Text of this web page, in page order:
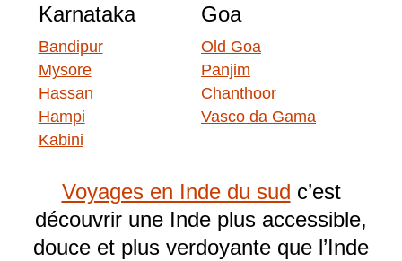
Karnataka
Bandipur
Mysore
Hassan
Hampi
Kabini
Goa
Old Goa
Panjim
Chanthoor
Vasco da Gama
Voyages en Inde du sud c’est
découvrir une Inde plus accessible,
douce et plus verdoyante que l’Inde